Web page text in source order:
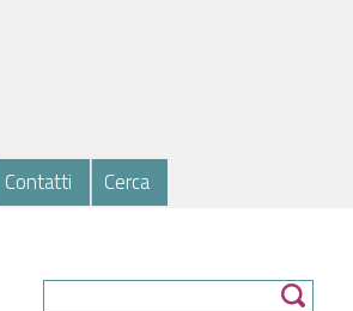
Contatti Cerca